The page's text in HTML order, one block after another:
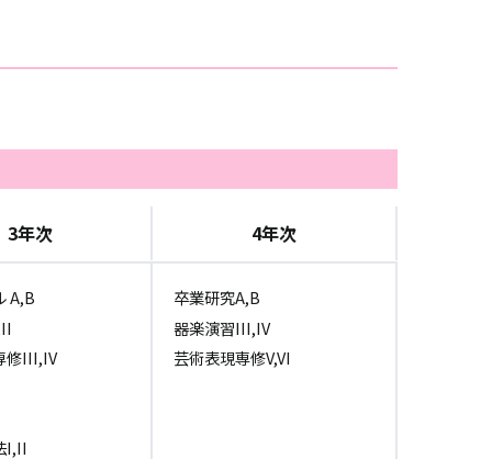
3年次 4年次
A,B
修III,IV
I,II
卒業研究A,B
器楽演習III,IV
芸術表現専修V,VI